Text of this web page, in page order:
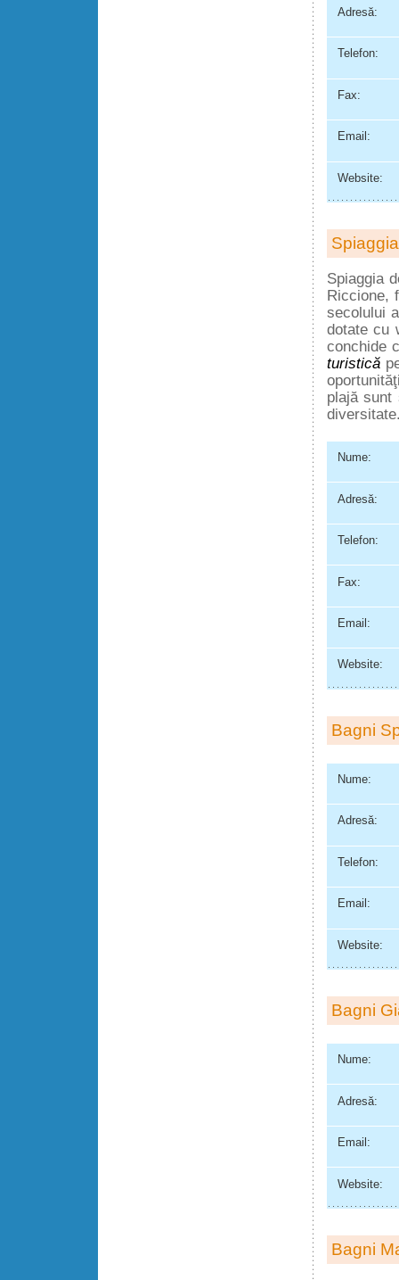
Adresă:
Telefon:
Fax:
Email:
Website:
Spiaggia
Riccione,
secolului
dotate cu
conchide
turistică
plajă sunt
Nume:
Adresă:
Telefon:
Fax:
Email:
Website:
Bagni
Nume:
Adresă:
Telefon:
Email:
Website:
Bagni
Nume:
Adresă:
Email:
Website:
Bagni